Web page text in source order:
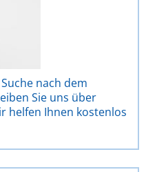
nach dem
Sie uns über
helfen Ihnen kostenlos